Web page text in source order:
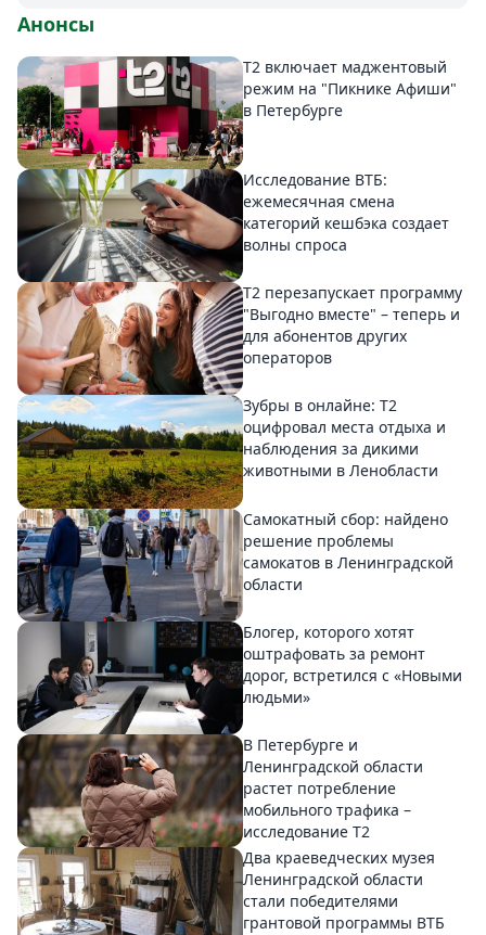
Анонсы
Т2 включает маджентовый
режим на "Пикнике Афиши"
в Петербурге
Исследование ВТБ:
ежемесячная смена
категорий кешбэка создает
волны спроса
Т2 перезапускает программу
"Выгодно вместе" – теперь и
для абонентов других
операторов
Зубры в онлайне: Т2
оцифровал места отдыха и
наблюдения за дикими
животными в Ленобласти
Самокатный сбор: найдено
решение проблемы
самокатов в Ленинградской
области
Блогер, которого хотят
оштрафовать за ремонт
дорог, встретился с «Новыми
людьми»
В Петербурге и
Ленинградской области
растет потребление
мобильного трафика –
исследование T2
Два краеведческих музея
Ленинградской области
стали победителями
грантовой программы ВТБ